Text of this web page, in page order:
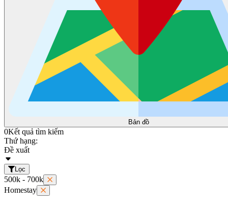
Bản đồ
0Kết quả tìm kiếm
Thứ hạng:
Đề xuất
Lọc
500k - 700k
Homestay